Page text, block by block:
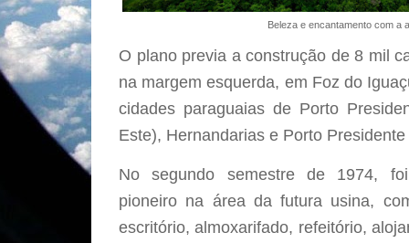
Beleza e encantamento com a
O plano previa a construção de 8 mil
na margem esquerda, em Foz do
cidades paraguaias de Porto
Este), Hernandarias e Porto
No segundo semestre de 1974,
pioneiro na área da futura usina,
escritório, almoxarifado, refeitório,